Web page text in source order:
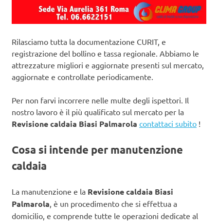
Rilasciamo tutta la documentazione CURIT, e
registrazione del bollino e tassa regionale. Abbiamo le
attrezzature migliori e aggiornate presenti sul mercato,
aggiornate e controllate periodicamente.
Per non farvi incorrere nelle multe degli ispettori. Il
nostro lavoro è il più qualificato sul mercato per la
Revisione caldaia Biasi Palmarola contattaci subito !
Cosa si intende per manutenzione
caldaia
La manutenzione e la Revisione caldaia Biasi
Palmarola, è un procedimento che si effettua a
domicilio, e comprende tutte le operazioni dedicate al